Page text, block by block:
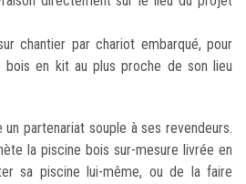
chantier par chariot embarqué, pour
bois en kit au plus proche de son lieu
un partenariat souple à ses revendeurs.
la piscine bois sur-mesure livrée en
sa piscine lui-même, ou de la faire